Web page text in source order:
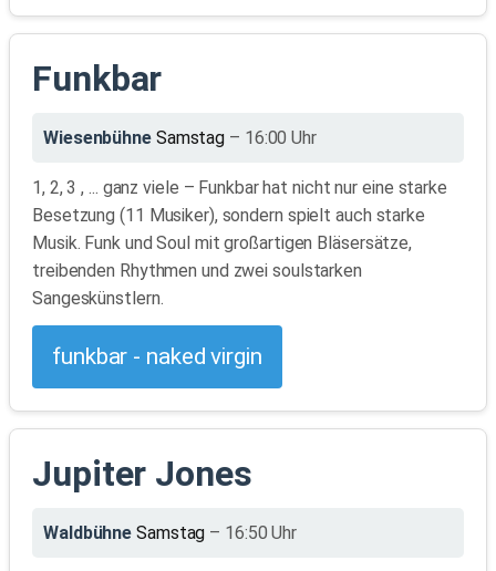
Funkbar
Wiesenbühne Samstag – 16:00 Uhr
1, 2, 3 , ... ganz viele – Funkbar hat nicht nur eine starke
Besetzung (11 Musiker), sondern spielt auch starke
Musik. Funk und Soul mit großartigen Bläsersätze,
treibenden Rhythmen und zwei soulstarken
Sangeskünstlern.
funkbar - naked virgin
Jupiter Jones
Waldbühne Samstag – 16:50 Uhr